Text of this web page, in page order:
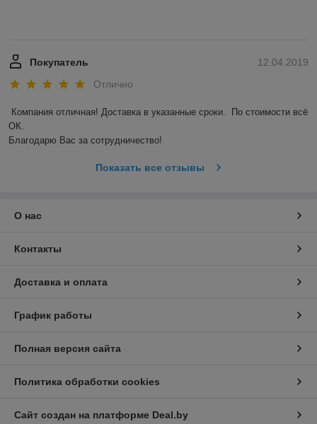
12.04.2019
Покупатель
Отлично
Компания отличная! Доставка в указанные сроки.  По стоимости всё
ОК.
Благодарю Вас за сотрудничество!
Показать все отзывы
О нас
Контакты
Доставка и оплата
График работы
Полная версия сайта
Политика обработки cookies
Сайт создан на платформе Deal.by